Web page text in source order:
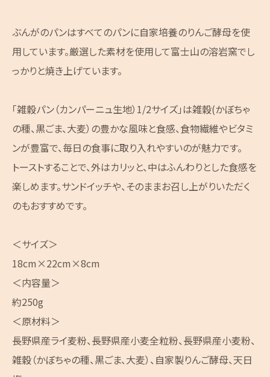
ぶんがのパンはすべてのパンに自家培養のりんご酵母を使
用しています。厳選した素材を使用して富士山の溶岩窯でし
っかりと焼き上げています。
「雑穀パン（カンパーニュ生地）1/2サイズ」は雑穀(かぼちゃ
の種、黒ごま、大麦）の豊かな風味と食感、食物繊維やビタミ
ンが豊富で、毎日の食事に取り入れやすいのが魅力です。
トーストすることで、外はカリッと、中はふんわりとした食感を
楽しめます。サンドイッチや、そのままお召し上がりいただく
のもおすすめです。
＜サイズ＞
18cm×22cm×8cm
＜内容量＞
約250g
＜原材料＞
長野県産ライ麦粉、長野県産小麦全粒粉、長野県産小麦粉、
雑穀（かぼちゃの種、黒ごま、大麦）、自家製りんご酵母、天日